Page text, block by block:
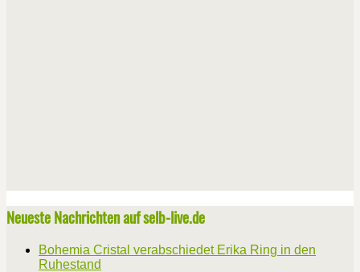
Neueste Nachrichten auf selb-live.de
Bohemia Cristal verabschiedet Erika Ring in den
Ruhestand